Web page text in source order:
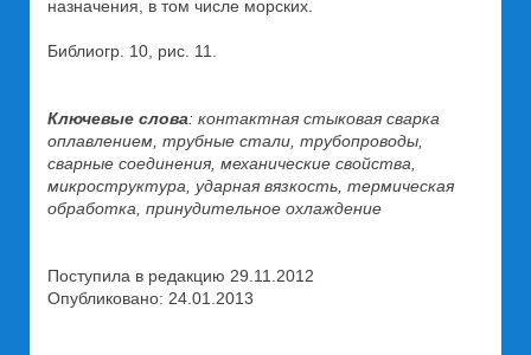
назначения, в том числе морских.
Библиогр. 10, рис. 11.
Ключевые слова: контактная стыковая сварка
оплавлением, трубные стали, трубопроводы,
сварные соединения, механические свойства,
микроструктура, ударная вязкость, термическая
обработка, принудительное охлаждение
Поступила в редакцию 29.11.2012
Опубликовано: 24.01.2013